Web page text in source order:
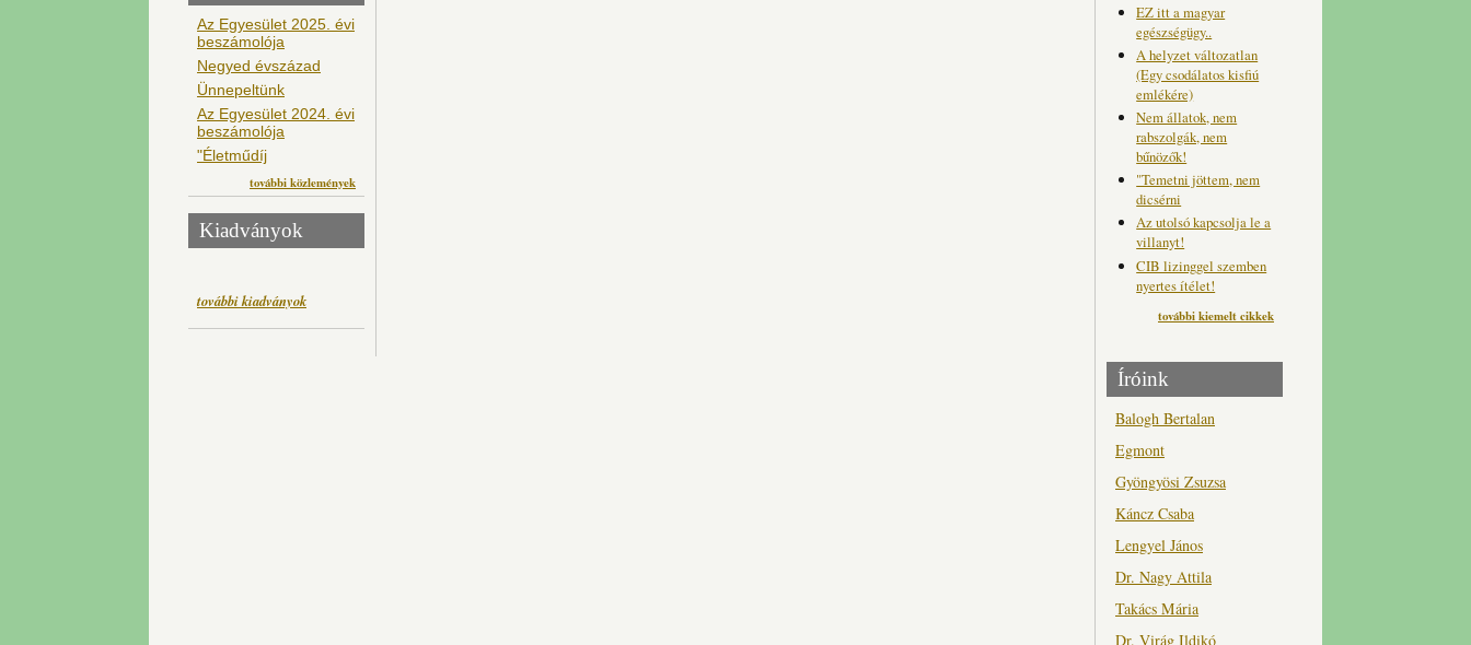
Az Egyesület 2025. évi
beszámolója
Negyed évszázad
Ünnepeltünk
Az Egyesület 2024. évi
beszámolója
"Életműdíj
további közlemények
Kiadványok
további kiadványok
EZ itt a magyar
egészségügy..
A helyzet változatlan
(Egy csodálatos kisfiú
emlékére)
Nem állatok, nem
rabszolgák, nem
bűnözők!
"Temetni jöttem, nem
dicsérni
Az utolsó kapcsolja le a
villanyt!
CIB lizinggel szemben
nyertes ítélet!
további kiemelt cikkek
Íróink
Balogh Bertalan
Egmont
Gyöngyösi Zsuzsa
Káncz Csaba
Lengyel János
Dr. Nagy Attila
Takács Mária
Dr. Virág Ildikó